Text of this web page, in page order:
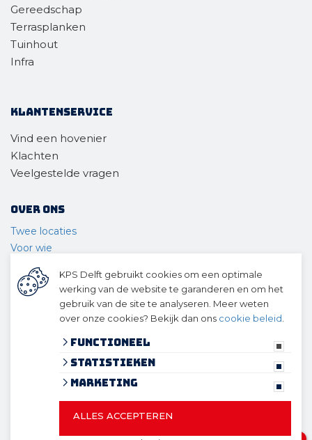
Gereedschap
Terrasplanken
Tuinhout
Infra
Klantenservice
Vind een hovenier
Klachten
Veelgestelde vragen
Over ons
Twee locaties
Voor wie
Ons materieel
Ons team
Geschiedenis
© 2026 KPS Delft
algemene voorwaarden
privacy verklaring
© 2026 KPS DelftWebsite ontwikkeld door Lined en
KPS Delft gebruikt cookies om een optimale
werking van de website te garanderen en om het
gebruik van de site te analyseren. Meer weten
over onze cookies? Bekijk dan ons cookie beleid
Functioneel
Statistieken
Marketing
ALLES ACCEPTEREN